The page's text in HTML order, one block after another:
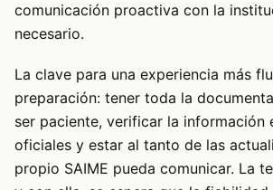
comunicación proactiva con la
necesario.
La clave para una experiencia más
preparación: tener toda la
ser paciente, verificar la información
oficiales y estar al tanto de las
propio SAIME pueda comunicar. La